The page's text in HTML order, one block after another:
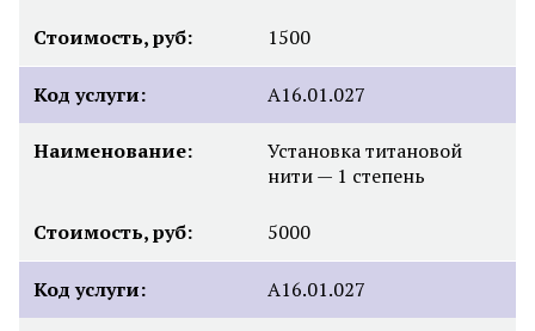
Стоимость, руб: 1500
Код услуги: А16.01.027
Наименование:
Установка титановой
нити — 1 степень
Стоимость, руб: 5000
Код услуги: А16.01.027